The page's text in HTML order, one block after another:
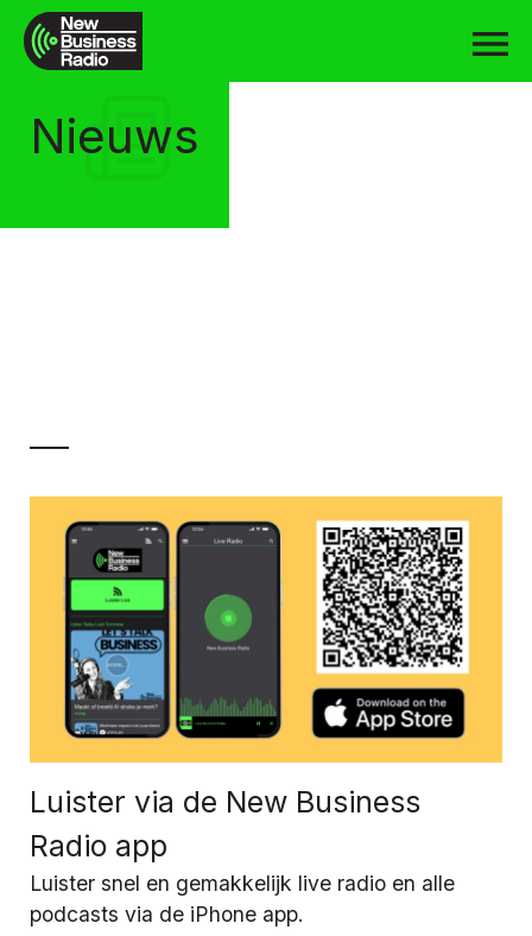
Nieuws
Luister via de New Business
Radio app
Luister snel en gemakkelijk live radio en alle
podcasts via de iPhone app.